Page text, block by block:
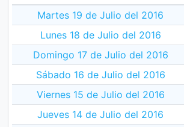
Martes 19 de Julio del 2016
Lunes 18 de Julio del 2016
Domingo 17 de Julio del 2016
Sábado 16 de Julio del 2016
Viernes 15 de Julio del 2016
Jueves 14 de Julio del 2016